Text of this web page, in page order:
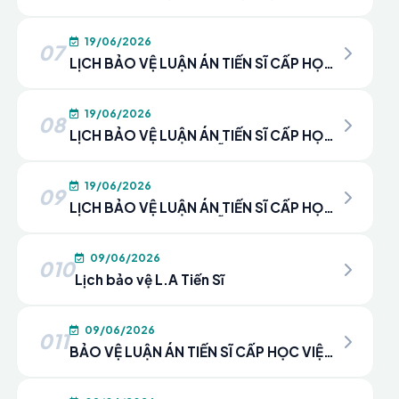
07 19/06/2026
LỊCH BẢO VỆ LUẬN ÁN TIẾN SĨ CẤP HỌC
08 19/06/2026
LỊCH BẢO VỆ LUẬN ÁN TIẾN SĨ CẤP HỌC
09 19/06/2026
LỊCH BẢO VỆ LUẬN ÁN TIẾN SĨ CẤP HỌC
010 09/06/2026
Lịch bảo vệ L.A Tiến Sĩ
011 09/06/2026
BẢO VỆ LUẬN ÁN TIẾN SĨ CẤP HỌC VIỆN